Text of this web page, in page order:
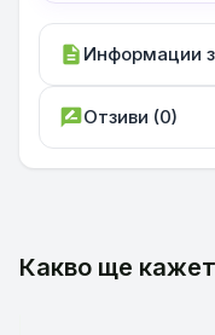
description Информации
rate_reviewОтзиви (0)
Какво ще